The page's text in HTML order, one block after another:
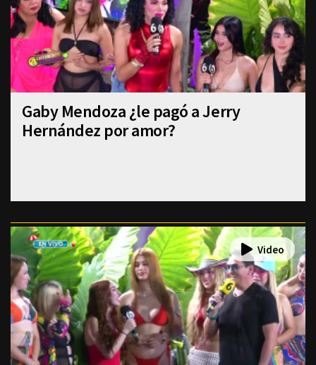
Gaby Mendoza ¿le pagó a Jerry
Hernández por amor?